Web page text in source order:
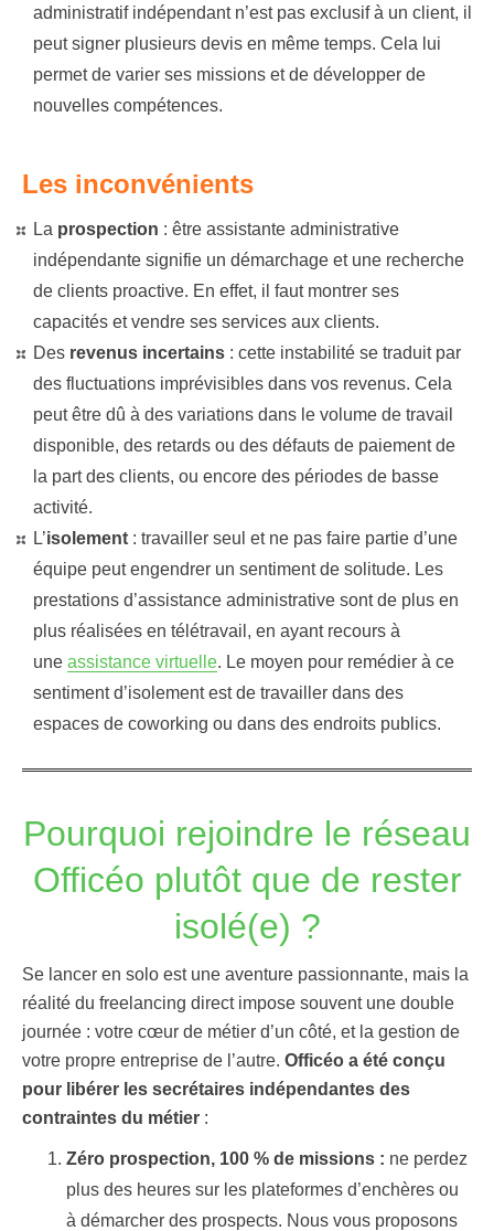
administratif indépendant n’est pas exclusif à un client, il
peut signer plusieurs devis en même temps. Cela lui
permet de varier ses missions et de développer de
nouvelles compétences.
Les inconvénients
La prospection : être assistante administrative
indépendante signifie un démarchage et une recherche
de clients proactive. En effet, il faut montrer ses
capacités et vendre ses services aux clients.
Des revenus incertains : cette instabilité se traduit par
des fluctuations imprévisibles dans vos revenus. Cela
peut être dû à des variations dans le volume de travail
disponible, des retards ou des défauts de paiement de
la part des clients, ou encore des périodes de basse
activité.
L’isolement : travailler seul et ne pas faire partie d’une
équipe peut engendrer un sentiment de solitude. Les
prestations d’assistance administrative sont de plus en
plus réalisées en télétravail, en ayant recours à
une assistance virtuelle. Le moyen pour remédier à ce
sentiment d’isolement est de travailler dans des
espaces de coworking ou dans des endroits publics.
Pourquoi rejoindre le réseau
Officéo plutôt que de rester
isolé(e) ?
Se lancer en solo est une aventure passionnante, mais la
réalité du freelancing direct impose souvent une double
journée : votre cœur de métier d’un côté, et la gestion de
votre propre entreprise de l’autre. Officéo a été conçu
pour libérer les secrétaires indépendantes des
contraintes du métier :
Zéro prospection, 100 % de missions : ne perdez
plus des heures sur les plateformes d’enchères ou
à démarcher des prospects. Nous vous proposons